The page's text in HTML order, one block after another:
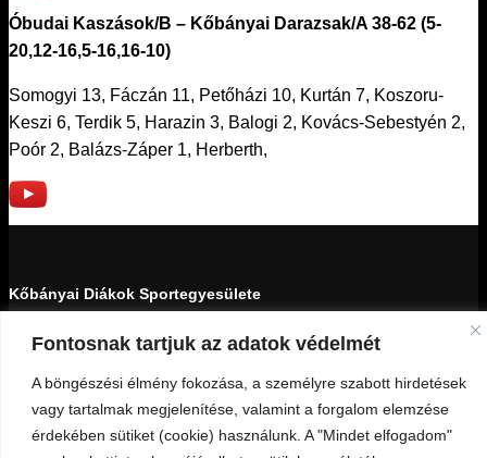
Fontosnak tartjuk az adatok védelmét
A böngészési élmény fokozása, a személyre szabott hirdetések
vagy tartalmak megjelenítése, valamint a forgalom elemzése
érdekében sütiket (cookie) használunk. A "Mindet elfogadom"
Óbudai Kaszások/B – Kőbányai Darazsak/A 38-62 (5-
20,12-16,5-16,16-10)
Somogyi 13, Fáczán 11, Petőházi 10, Kurtán 7, Koszoru-
Keszi 6, Terdik 5, Harazin 3, Balogi 2, Kovács-Sebestyén 2,
Poór 2, Balázs-Záper 1, Herberth,
Kőbányai Diákok Sportegyesülete
1103 Budapest, Kada utca 27-29.
18159439-1-42
Minden jog fenntartva © 2023 KDSE